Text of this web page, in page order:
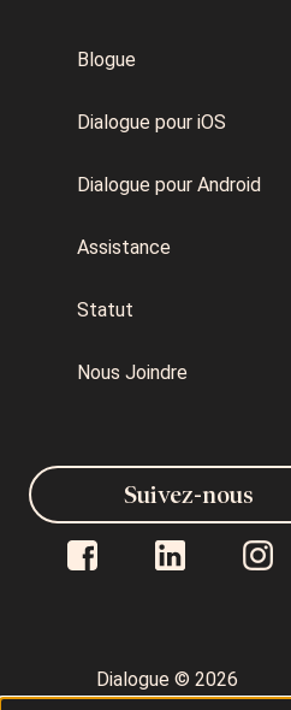
Blogue
Dialogue pour iOS
Dialogue pour Android
Assistance
Statut
Nous Joindre
Dialogue © 2026
Suivez-nous